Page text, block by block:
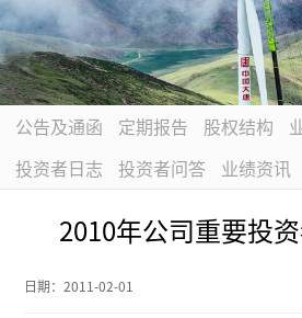
公告及通函 定期报告 股权结构
投资者日志
投资者问答 业绩资讯
2010年公司重要投
日期：2011-02-01